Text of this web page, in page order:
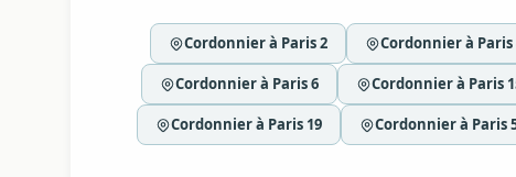
Cordonnier à Paris 2 Cordonnier à Paris
Cordonnier à Paris 6 Cordonnier à Paris
Cordonnier à Paris 19 Cordonnier à Paris